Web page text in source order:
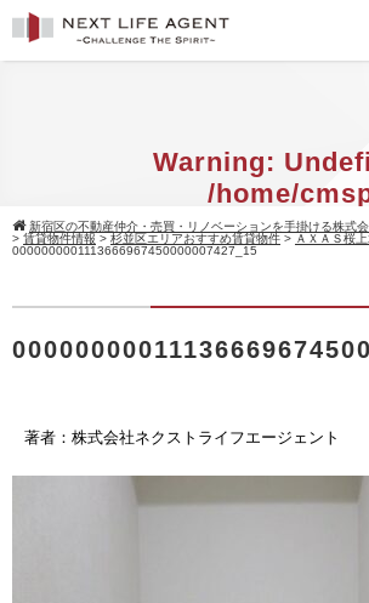
Warning:
/home/
agent.com/
content/themes/
Warning: Attempt to
content/themes/
新宿区の不動産仲介・売買・リノベーションを手掛ける株式
> 賃貸物件情報 > 杉並区エリアおすすめ賃貸物件 > ＡＸＡＳ桜
0000000001113666967450000007427_15
著者：株式会社ネクストライフエージェント